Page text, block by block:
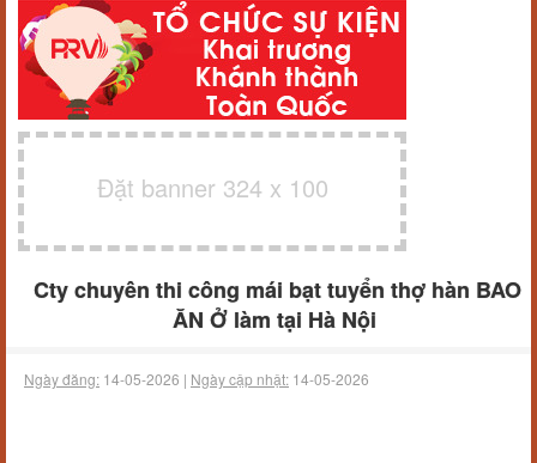
Đặt banner 324 x 100
Cty chuyên thi công mái bạt tuyển thợ hàn BAO
ĂN Ở làm tại Hà Nội
Ngày đăng: 14-05-2026 | Ngày cập nhật: 14-05-2026